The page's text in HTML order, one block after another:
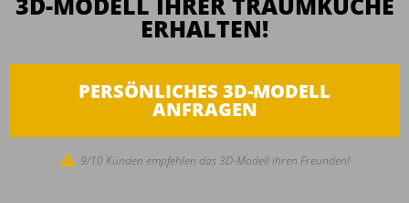
ERHALTEN!
PERSÖNLICHES 3D-MODELL
ANFRAGEN
9/10 Kunden empfehlen das 3D-Modell ihren Freunden!